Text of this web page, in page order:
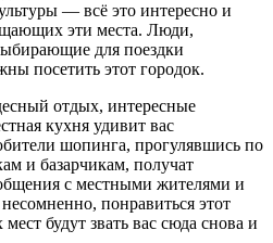
— всё это интересно и
эти места. Люди,
для поездки
посетить этот городок.
отдых, интересные
кухня удивит вас
шопинга, прогулявшись по
и базарчикам, получат
с местными жителями и
понравиться этот
будут звать вас сюда снова и